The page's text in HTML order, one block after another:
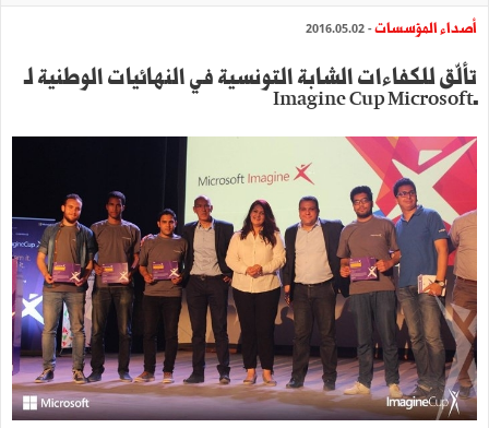
أصداء المؤسسات- 2016.05.02
تألّق للكفاءات الشابة التونسية في النهائيات الوطنية لـ
ـImagine Cup Microsoft